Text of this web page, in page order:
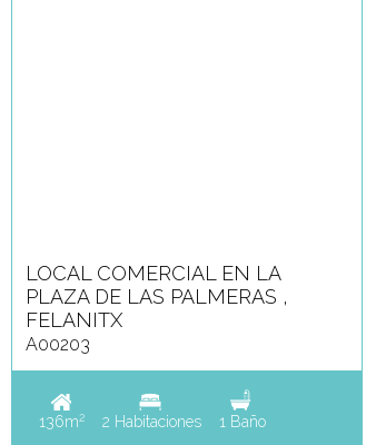
LOCAL COMERCIAL EN LA
PLAZA DE LAS PALMERAS ,
FELANITX
A00203
136m2 2 Habitaciones 1 Baño